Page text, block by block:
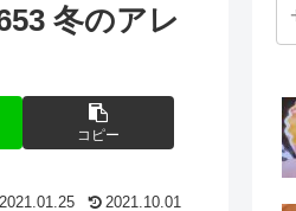
冬のアレ
コピー
2021.01.25 2021.10.01